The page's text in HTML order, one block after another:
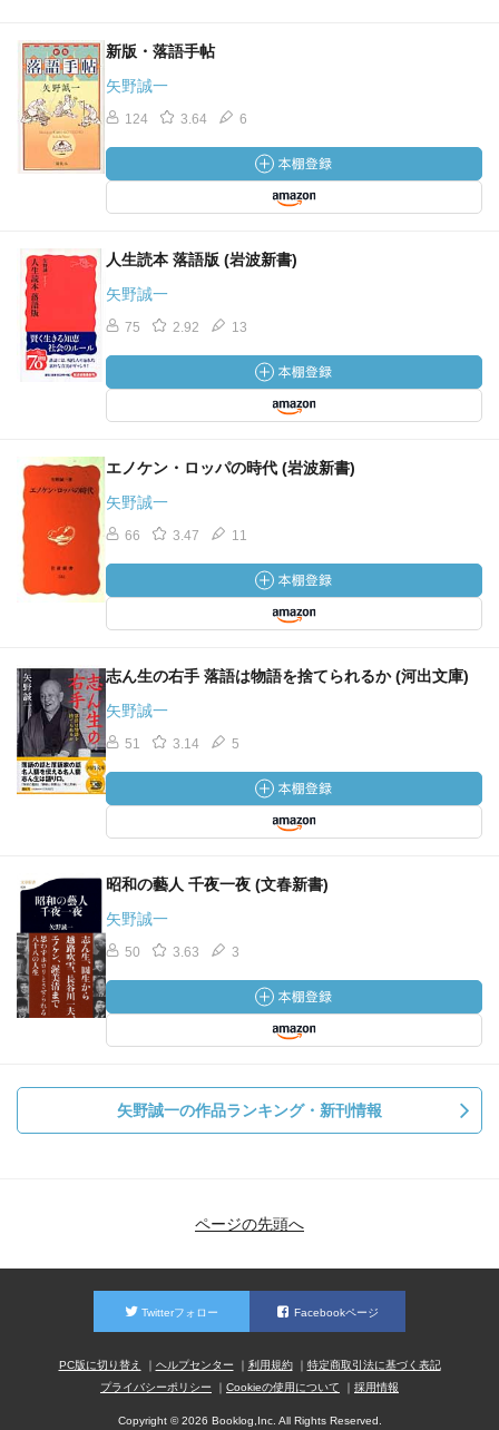
新版・落語手帖
矢野誠一
124 3.64 6
人生読本 落語版 (岩波新書)
矢野誠一
75 2.92 13
エノケン・ロッパの時代 (岩波新書)
矢野誠一
66 3.47 11
志ん生の右手 落語は物語を捨てられるか (河出文庫)
矢野誠一
51 3.14 5
昭和の藝人 千夜一夜 (文春新書)
矢野誠一
50 3.63 3
矢野誠一の作品ランキング・新刊情報
ページの先頭へ
Twitterフォロー Facebookページ
PC版に切り替え ヘルプセンター 利用規約
特定商取引法に基づく表記
プライバシーポリシー
Cookieの使用について 採用情報
Copyright © 2026 Booklog,Inc. All Rights Reserved.